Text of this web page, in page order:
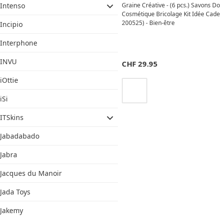
Intenso
Incipio
Interphone
INVU
iOttie
iSi
ITSkins
Jabadabado
Jabra
Jacques du Manoir
Jada Toys
Jakemy
Graine Créative - (6 pcs.) Savons
Cosmétique Bricolage Kit Idée
200525) - Bien-être
CHF 29.95